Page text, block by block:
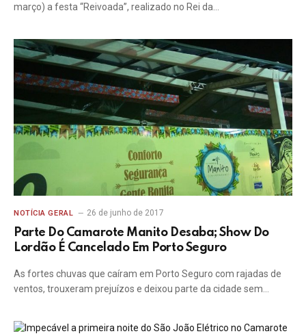
março) a festa “Reivoada”, realizado no Rei da…
NOTÍCIA GERAL 26 de junho de 2017
Parte Do Camarote Manito Desaba; Show Do
Lordão É Cancelado Em Porto Seguro
As fortes chuvas que caíram em Porto Seguro com rajadas de
ventos, trouxeram prejuízos e deixou parte da cidade sem…